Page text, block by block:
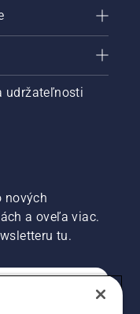
udržateľnosti
nových
a oveľa viac.
tu.